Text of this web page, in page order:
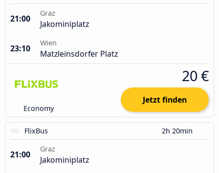
21:00
Graz
Jakominiplatz
23:10
Wien
Matzleinsdorfer Platz
Economy
20 €
Jetzt finden
FlixBus 2h 20min
21:00
Graz
Jakominiplatz